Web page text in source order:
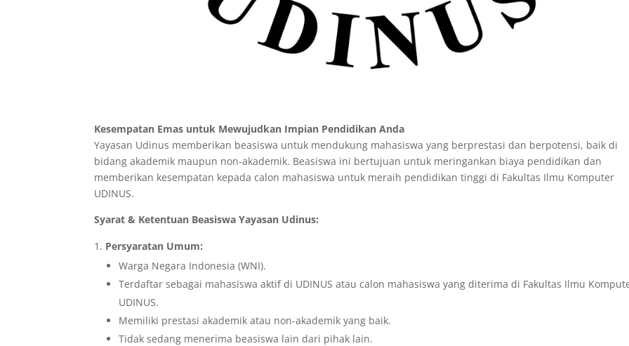
Kesempatan Emas untuk Mewujudkan Impian Pendidikan Anda
Yayasan Udinus memberikan beasiswa untuk mendukung mahasiswa yang berprestasi dan berpotensi, baik di
bidang akademik maupun non-akademik. Beasiswa ini bertujuan untuk meringankan biaya pendidikan dan
memberikan kesempatan kepada calon mahasiswa untuk meraih pendidikan tinggi di Fakultas Ilmu Komputer
UDINUS.
Syarat & Ketentuan Beasiswa Yayasan Udinus:
Persyaratan Umum:
Warga Negara Indonesia (WNI).
Terdaftar sebagai mahasiswa aktif di UDINUS atau calon mahasiswa yang diterima di Fakultas Ilmu
UDINUS.
Memiliki prestasi akademik atau non-akademik yang baik.
Tidak sedang menerima beasiswa lain dari pihak lain.